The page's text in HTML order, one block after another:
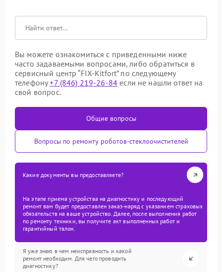
Вы можете ознакомиться с приведенными ниже
часто задаваемыми вопросами, либо обратиться в
сервисный центр “FIX-Kitfort” по следующему
телефону+7 (846) 219-26-84 если не нашли ответ на
свой вопрос.
Общие вопросы
Вопросы по ремонту роботов-стеклоочистителей
Какие документы вы предоставляете?
На этапе приема устройства на диагностику и последующий
ремонт вам будет предоставлен заказ-наряд с указанием страховых
обязательств на ваше устройство. Далее, после выполнения работ
по ремонту техники, вы получите акт выполненных работ и
гарантийный талон.
Я уже знаю в чем неисправность и какой
ремонт необходим. Для чего проводить
диагностику?